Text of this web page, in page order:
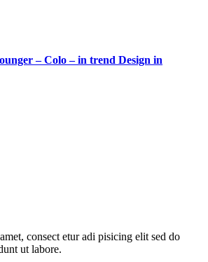
– Colo – in trend Design in
consect etur adi pisicing elit sed do
ut labore.